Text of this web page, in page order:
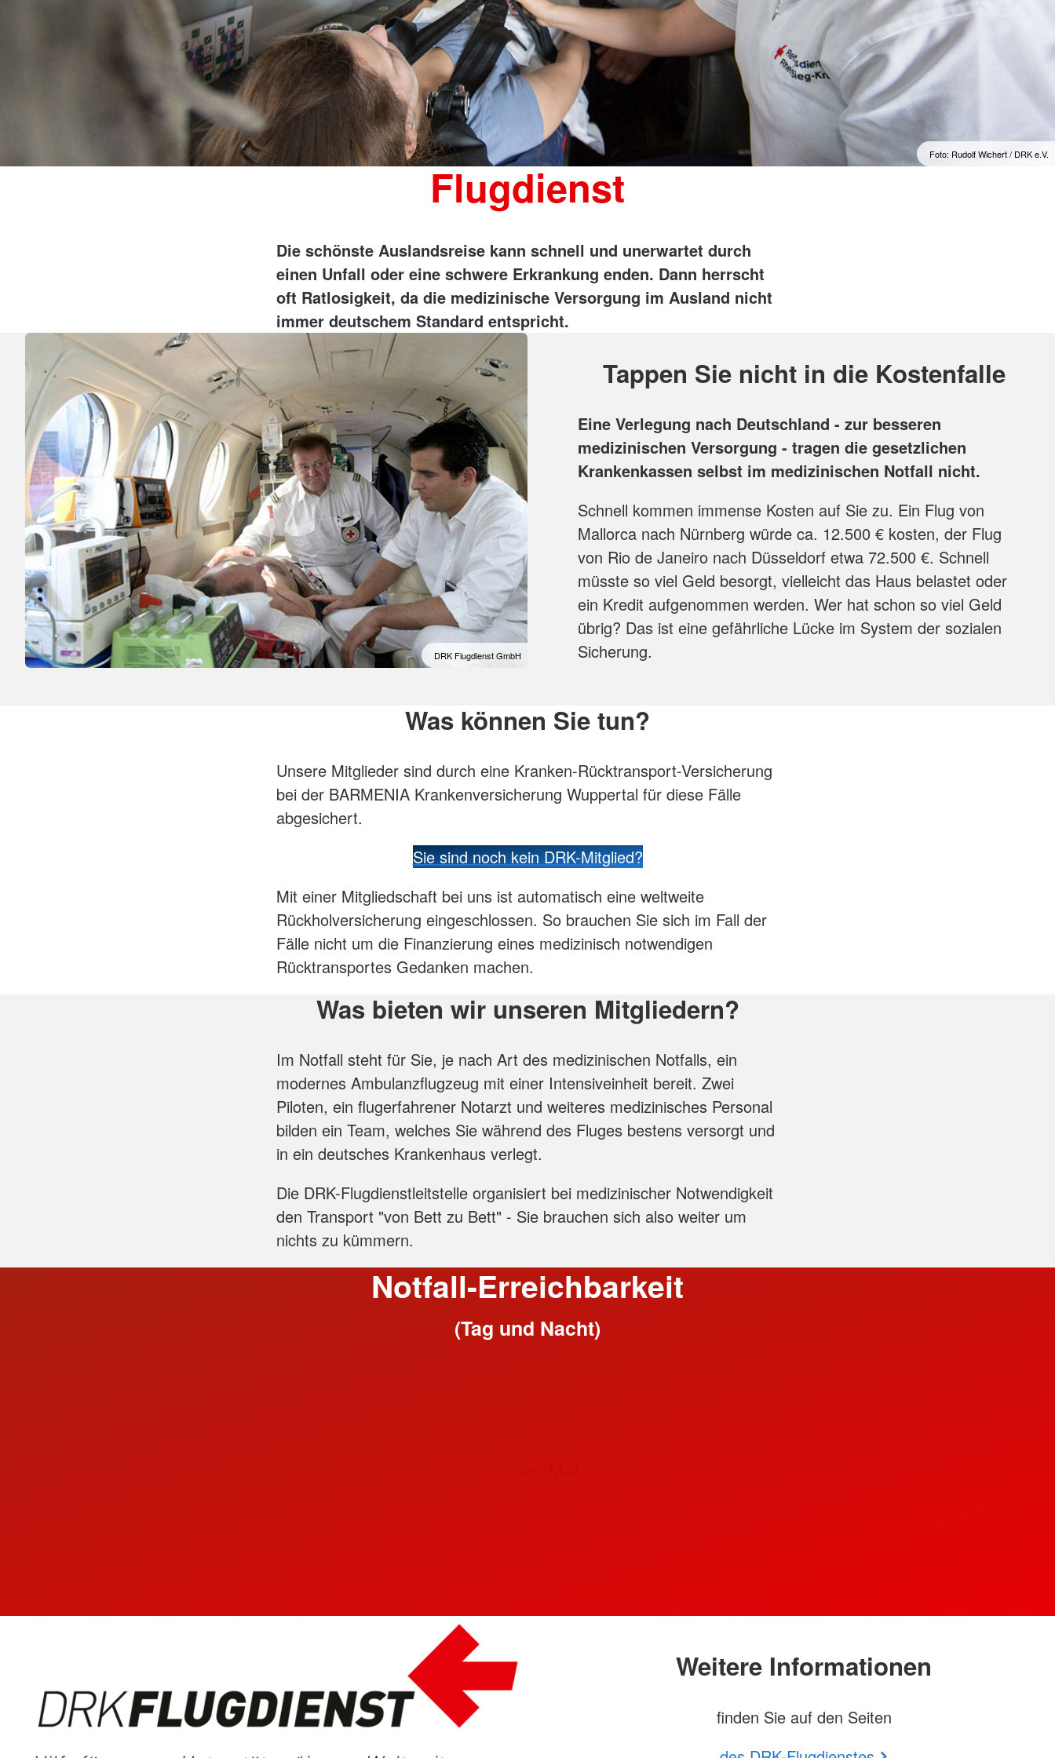
Foto: Rudolf Wichert / DRK e.V.
Flugdienst
Die schönste Auslandsreise kann schnell und unerwartet durch
einen Unfall oder eine schwere Erkrankung enden. Dann herrscht
oft Ratlosigkeit, da die medizinische Versorgung im Ausland nicht
immer deutschem Standard entspricht.
DRK Flugdienst GmbH
Tappen Sie nicht in die Kostenfalle
Eine Verlegung nach Deutschland - zur besseren
medizinischen Versorgung - tragen die gesetzlichen
Krankenkassen selbst im medizinischen Notfall nicht.
Schnell kommen immense Kosten auf Sie zu. Ein Flug von
Mallorca nach Nürnberg würde ca. 12.500 € kosten, der Flug
von Rio de Janeiro nach Düsseldorf etwa 72.500 €. Schnell
müsste so viel Geld besorgt, vielleicht das Haus belastet oder
ein Kredit aufgenommen werden. Wer hat schon so viel Geld
übrig? Das ist eine gefährliche Lücke im System der sozialen
Sicherung.
Was können Sie tun?
Unsere Mitglieder sind durch eine Kranken-Rücktransport-Versicherung
bei der BARMENIA Krankenversicherung Wuppertal für diese Fälle
abgesichert.
Sie sind noch kein DRK-Mitglied?
Mit einer Mitgliedschaft bei uns ist automatisch eine weltweite
Rückholversicherung eingeschlossen. So brauchen Sie sich im Fall der
Fälle nicht um die Finanzierung eines medizinisch notwendigen
Rücktransportes Gedanken machen.
Was bieten wir unseren Mitgliedern?
Im Notfall steht für Sie, je nach Art des medizinischen Notfalls, ein
modernes Ambulanzflugzeug mit einer Intensiveinheit bereit. Zwei
Piloten, ein flugerfahrener Notarzt und weiteres medizinisches Personal
bilden ein Team, welches Sie während des Fluges bestens versorgt und
in ein deutsches Krankenhaus verlegt.
Die DRK-Flugdienstleitstelle organisiert bei medizinischer Notwendigkeit
den Transport "von Bett zu Bett" - Sie brauchen sich also weiter um
nichts zu kümmern.
Notfall-Erreichbarkeit
(Tag und Nacht)
Name, Alter, Heimatanschrift des Patienten
Gegenwärtiger Aufenthaltsort des Patienten (Krankenhaus?)
Name und Tel.-Nr. des behandelnden Arztes
Welche Sprache spricht der Arzt?
Weitere Informationen
finden Sie auf den Seiten